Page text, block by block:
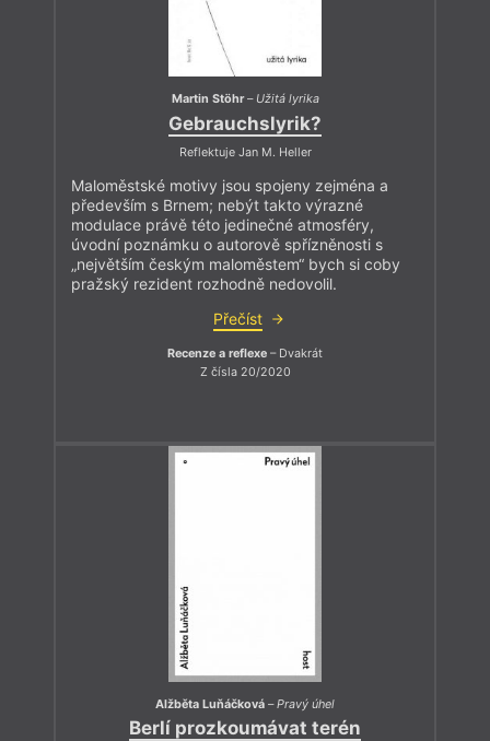
Martin Stöhr– Užitá lyrika
Gebrauchslyrik?
Reflektuje Jan M. Heller
Maloměstské motivy jsou spojeny zejména a
především s Brnem; nebýt takto výrazné
modulace právě této jedinečné atmosféry,
úvodní poznámku o autorově spřízněnosti s
„největším českým maloměstem“ bych si coby
pražský rezident rozhodně nedovolil.
Přečíst
Recenze a reflexe – Dvakrát
Z čísla 20/2020
Alžběta Luňáčková –Pravý úhel
Berlí prozkoumávat terén